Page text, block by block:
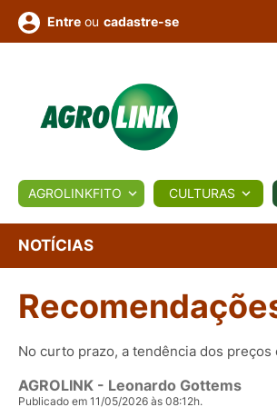
BIOLÓGICOS COTAÇÕES
Conversor Colunistas Eventos
Entre ou cadastre-se
AGROLINKFITO CULTURAS
NOTÍCIAS
No curto prazo, a tendência dos preços
AGROLINK - Leonardo Gottems
Publicado em 11/05/2026 às 08:12h.